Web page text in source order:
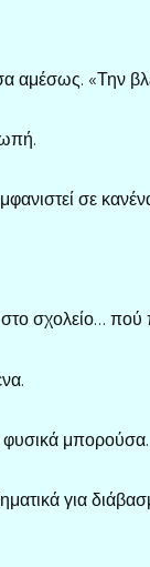
αμέσως. «Την
σε
σχολείο… πού
φυσικά μπορούσα.
για